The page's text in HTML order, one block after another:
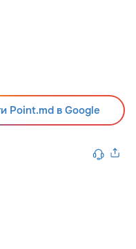
Point.md в Google